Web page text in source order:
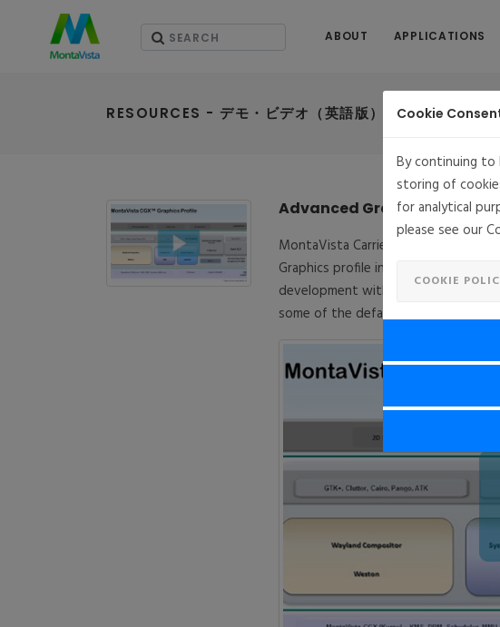
ABOUT APPLICATIONS
RESOURCES - デモ・ビデオ（英語版）
Advanced Graphics Profile
MontaVista Carrier Grade eXpress
Graphics profile includes building
development with 2D/3D and
some of the default Graphics profile
Cookie
By continuing
storing of
for analytical
please see our
COOKIE